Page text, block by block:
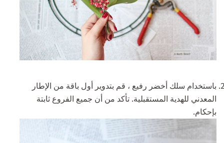
باستخدام سلك أخضر رفيع ، قم بتدوير أول باقة من الإطار
المعدني للهدية المستقبلية. تأكد من أن جميع الفروع ثابتة
بإحكام.